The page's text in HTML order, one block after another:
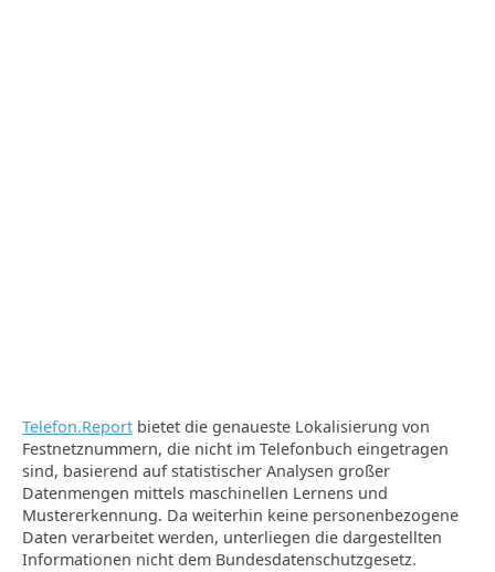
Telefon.Report bietet die genaueste Lokalisierung von
Festnetznummern, die nicht im Telefonbuch eingetragen
sind, basierend auf statistischer Analysen großer
Datenmengen mittels maschinellen Lernens und
Mustererkennung. Da weiterhin keine personenbezogene
Daten verarbeitet werden, unterliegen die dargestellten
Informationen nicht dem Bundesdatenschutzgesetz.